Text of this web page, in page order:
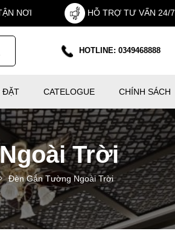
NƠI HỖ TRỢ TƯ VẤN 24/7
HOTLINE: 0349468888
ĐẶT CATELOGUE CHÍNH SÁCH
Trời
Đèn Gắn Tường Ngoài Trời